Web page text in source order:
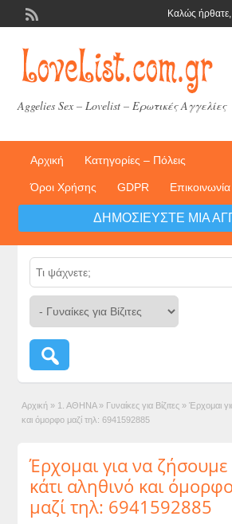
Καλώς ήρθατε,
Aggelies Sex – Lovelist – Ερωτικές Αγγελίες
Αρχική Κατηγορίες – Πόλεις
Όροι Χρήσης GDPR Επικοινωνία
ΔΗΜΟΣΙΕΎΣΤΕ ΜΙΑ
Αρχική » 1. ΑΘΗΝΑ » Γυναίκες για Βίζιτες » Έρχομαι
και όμορφο μαζί τηλ: 6941592885
Έρχομαι για να ζήσουμε
κάτι αληθινό και όμορφο
μαζί τηλ: 6941592885